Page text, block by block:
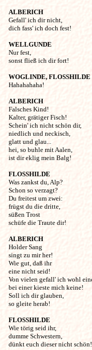
ALBERICH
Gefall' ich dir nicht,
dich fass' ich doch fest!
WELLGUNDE
Nur fest,
sonst fließ ich dir fort!
WOGLINDE, FLOSSHILDE
Hahahahaha!
ALBERICH
Falsches Kind!
Kalter, grätiger Fisch!
Schein' ich nicht schön dir,
niedlich und neckisch,
glatt und glau...
hei, so buhle mit Aalen,
ist dir eklig mein Balg!
FLOSSHILDE
Was zankst du, Alp?
Schon so verzagt?
Du freitest um zwei:
frügst du die dritte,
süßen Trost
schüfe die Traute dir!
ALBERICH
Holder Sang
singt zu mir her!
Wie gut, daß ihr
eine nicht seid!
Von vielen gefall' ich wohl
bei einer kieste mich keine!
Soll ich dir glauben,
so gleite herab!
FLOSSHILDE
Wie törig seid ihr,
dumme Schwestern,
dünkt euch dieser nicht